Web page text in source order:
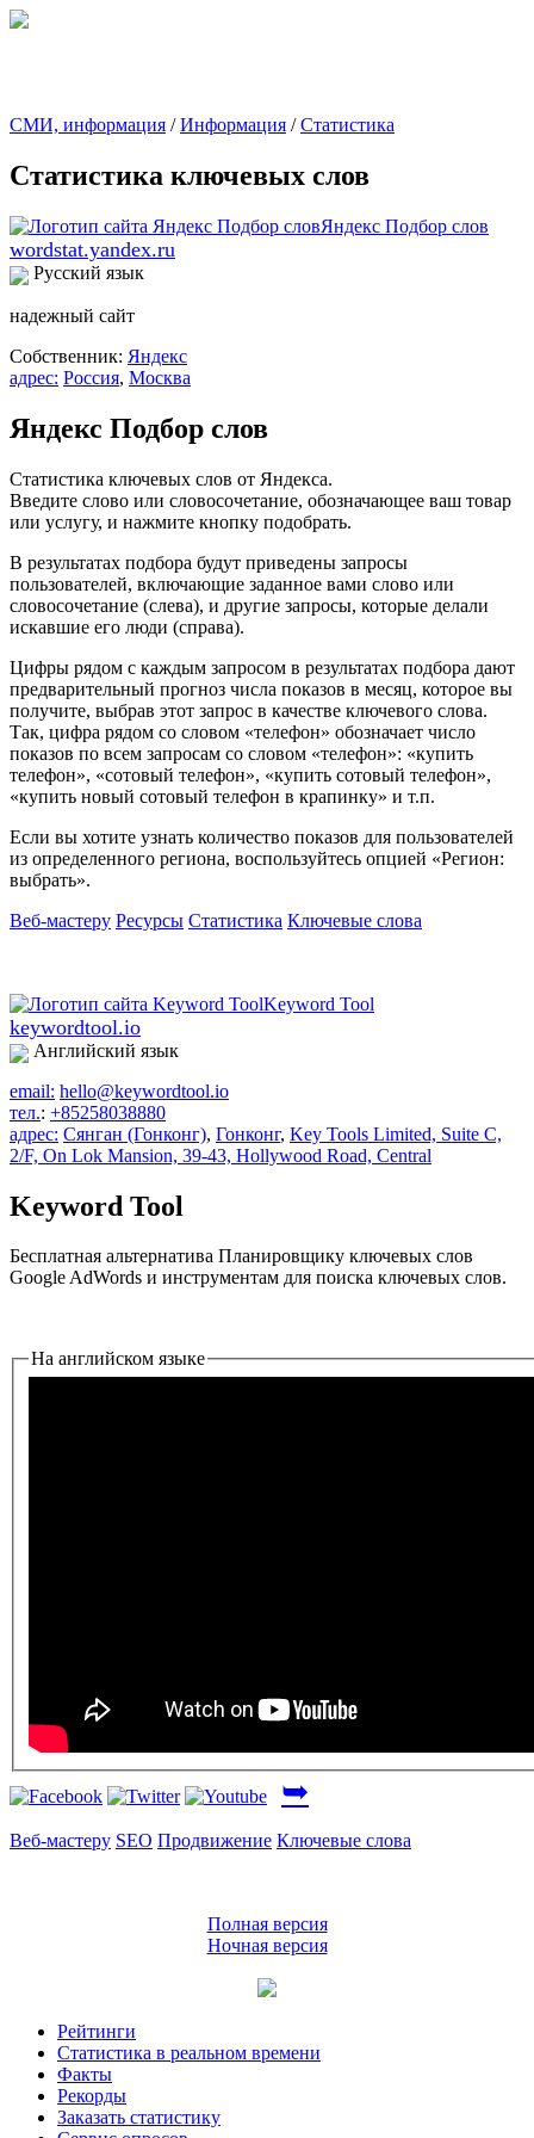
СМИ, информация /Информация /Статистика
Статистика ключевых слов
wordstat.yandex.ru
Русский язык
надежный сайт
Собственник: Яндекс
адрес: Россия, Москва
Яндекс Подбор слов
Статистика ключевых слов от Яндекса.
Введите слово или словосочетание, обозначающее ваш товар
или услугу, и нажмите кнопку подобрать.
В результатах подбора будут приведены запросы
пользователей, включающие заданное вами слово или
словосочетание (слева), и другие запросы, которые делали
искавшие его люди (справа).
Цифры рядом с каждым запросом в результатах подбора дают
предварительный прогноз числа показов в месяц, которое вы
получите, выбрав этот запрос в качестве ключевого слова.
Так, цифра рядом со словом «телефон» обозначает число
показов по всем запросам со словом «телефон»: «купить
телефон», «сотовый телефон», «купить сотовый телефон»,
«купить новый сотовый телефон в крапинку» и т.п.
Если вы хотите узнать количество показов для пользователей
из определенного региона, воспользуйтесь опцией «Регион:
выбрать».
Веб-мастеру Ресурсы Статистика Ключевые слова
keywordtool.io
Английский язык
email: hello@keywordtool.io
тел.: +85258038880
адрес: Сянган (Гонконг), Гонконг, Key Tools Limited, Suite C,
2/F, On Lok Mansion, 39-43, Hollywood Road, Central
Keyword Tool
Бесплатная альтернатива Планировщику ключевых слов
Google AdWords и инструментам для поиска ключевых слов.
На английском языке
➥
Веб-мастеру SEO Продвижение Ключевые слова
Полная версия
Ночная версия
Рейтинги
Статистика в реальном времени
Факты
Рекорды
Заказать статистику